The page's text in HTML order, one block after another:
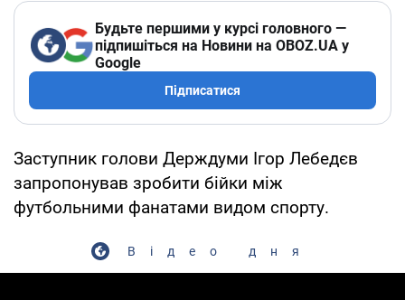
Будьте першими у курсі головного —
підпишіться на Новини на OBOZ.UA у
Google
Підписатися
Заступник голови Держдуми Ігор Лебедєв
запропонував зробити бійки між
футбольними фанатами видом спорту.
Відео дня